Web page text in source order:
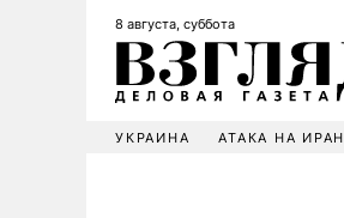
8 августа, суббота
УКРАИНА АТАКА НА ИРАН